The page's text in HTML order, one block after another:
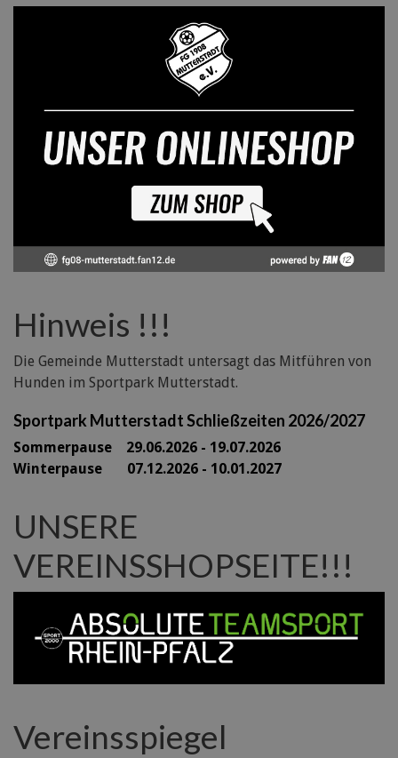
Hinweis !!!
Die Gemeinde Mutterstadt untersagt das Mitführen von
Hunden im Sportpark Mutterstadt.
Sportpark Mutterstadt Schließzeiten 2026/2027
Sommerpause 29.06.2026 - 19.07.2026
Winterpause 07.12.2026 - 10.01.2027
UNSERE
VEREINSSHOPSEITE!!!
Vereinsspiegel